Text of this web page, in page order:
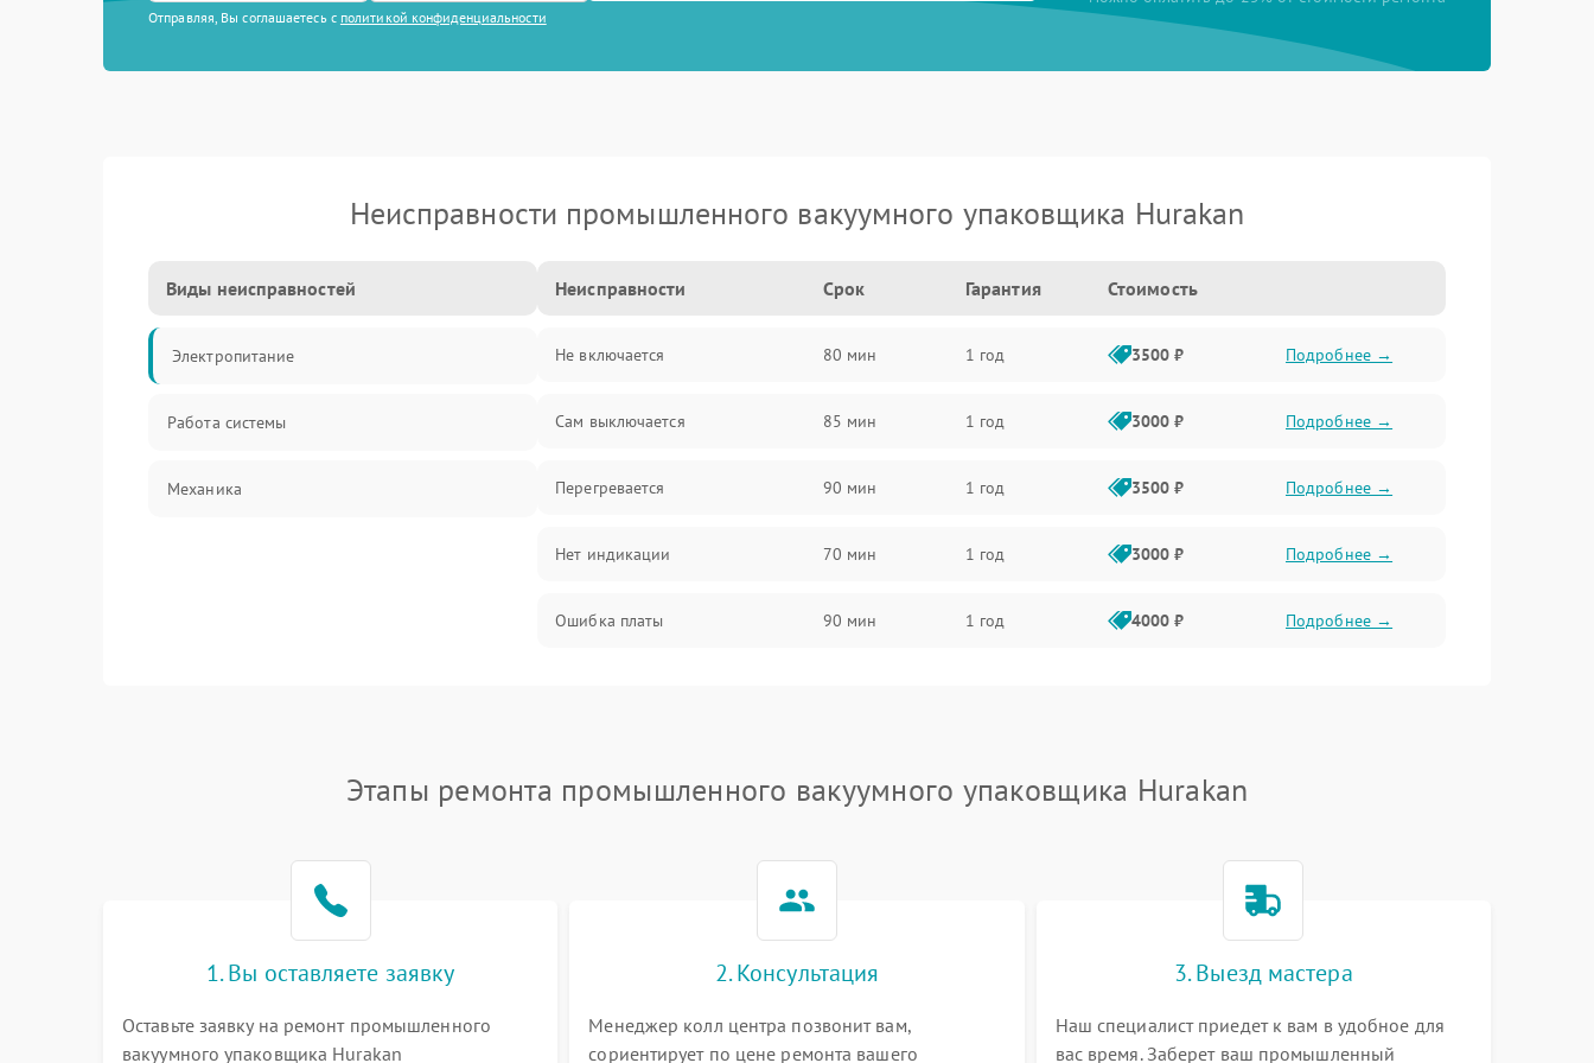
Отправляя, Вы соглашаетесь с политикой конфиденциальности
Неисправности промышленного вакуумного упаковщика Hurakan
Виды неисправностей
Электропитание
Работа системы
Механика
Неисправности Срок Гарантия Стоимость
Не включается 80 мин 1 год 3500 ₽ Подробнее →
Сам выключается 85 мин 1 год 3000 ₽ Подробнее →
Перегревается 90 мин 1 год 3500 ₽ Подробнее →
Нет индикации 70 мин 1 год 3000 ₽ Подробнее →
Ошибка платы 90 мин 1 год 4000 ₽ Подробнее →
Этапы ремонта промышленного вакуумного упаковщика Hurakan
1. Вы оставляете заявку
Оставьте заявку на ремонт промышленного
вакуумного упаковщика Hurakan
2. Консультация
Менеджер колл центра позвонит вам,
сориентирует по цене ремонта вашего
3. Выезд мастера
Наш специалист приедет к вам в удобное для
вас время. Заберет ваш промышленный